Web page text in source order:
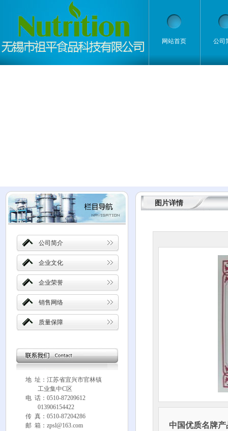
网站首页 公司
公司简介
企业文化
企业荣誉
销售网络
质量保障
地 址：江苏省宜兴市官林镇
工业集中C区
电 话：0510-87209612
013906154422
传 真：0510-87204286
邮 箱：zpsl@163.com
图片详情
中国优质名牌产